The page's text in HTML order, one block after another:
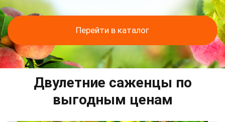
Перейти в каталог
Двулетние саженцы по
выгодным ценам